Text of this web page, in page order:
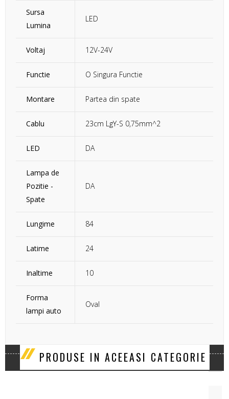
Sursa
Lumina
LED
Voltaj 12V-24V
Functie O Singura Functie
Montare Partea din spate
Cablu 23cm LgY-S 0,75mm^2
LED DA
Lampa de
Pozitie -
Spate
DA
Lungime 84
Latime 24
Inaltime 10
Forma
lampi auto
Oval
PRODUSE IN ACEEASI CATEGORIE
‹ ›